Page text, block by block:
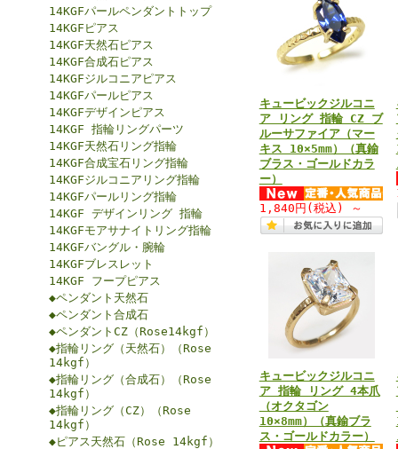
14KGFパールペンダントトップ
14KGFピアス
14KGF天然石ピアス
14KGF合成石ピアス
14KGFジルコニアピアス
14KGFパールピアス
14KGFデザインピアス
14KGF 指輪リングパーツ
14KGF天然石リング指輪
14KGF合成宝石リング指輪
14KGFジルコニアリング指輪
14KGFパールリング指輪
14KGF デザインリング 指輪
14KGFモアサナイトリング指輪
14KGFバングル・腕輪
14KGFブレスレット
14KGF フープピアス
◆ペンダント天然石
◆ペンダント合成石
◆ペンダントCZ（Rose14kgf）
◆指輪リング（天然石）（Rose
14kgf）
◆指輪リング（合成石）（Rose
14kgf）
◆指輪リング（CZ）（Rose
14kgf）
◆ピアス天然石（Rose 14kgf）
キュービックジルコニ
ア リング 指輪 CZ ブ
ルーサファイア（マー
キス 10×5mm）（真鍮
ブラス・ゴールドカラ
ー）
1,840円 (税込) ～
キュービックジルコニ
ア 指輪 リング 4本爪
（オクタゴン
10×8mm）（真鍮ブラ
ス・ゴールドカラー）